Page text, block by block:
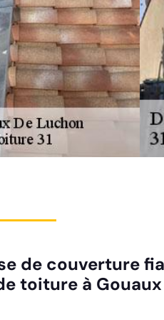
de couverture
toiture à